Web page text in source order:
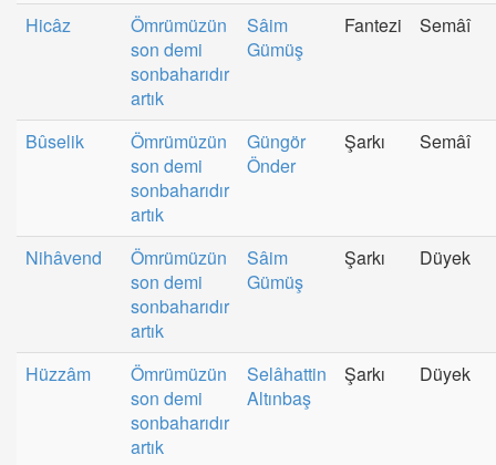
Hicâz
Ömrümüzün
son demi
sonbaharıdır
artık
Sâim
Gümüş
Fantezi Semâî
Bûselik
Ömrümüzün
son demi
sonbaharıdır
artık
Güngör
Önder
Şarkı Semâî
Nihâvend
Ömrümüzün
son demi
sonbaharıdır
artık
Sâim
Gümüş
Şarkı Düyek
Hüzzâm
Ömrümüzün
son demi
sonbaharıdır
artık
Selâhattin
Altınbaş
Şarkı Düyek